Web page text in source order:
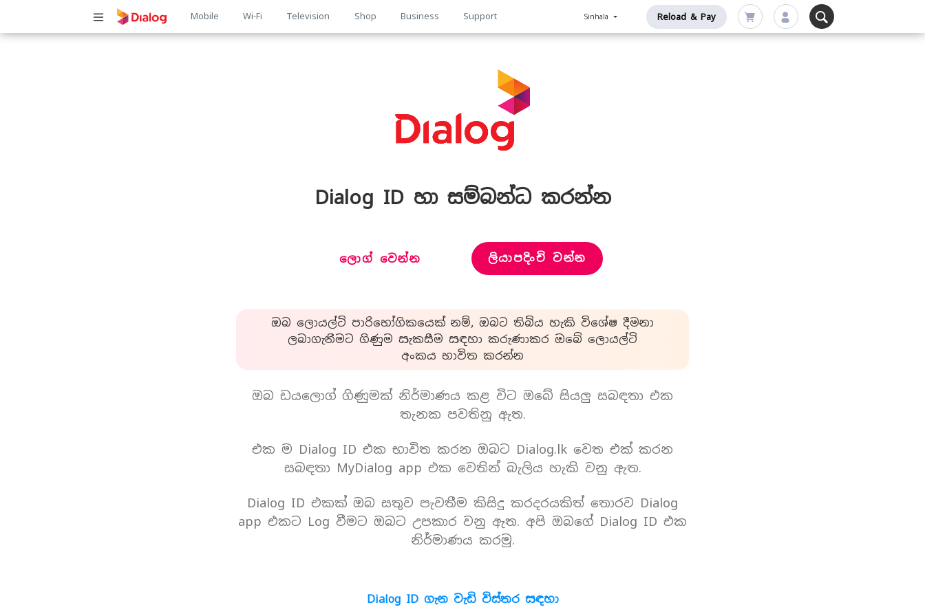
Main
Mobile Wi-Fi Television Shop Business Support Sinhala Reload & Pay
Dialog ID හා සම්බන්ධ කරන්න
ලොග් වෙන්න ලියාපදිංචි වන්න
ඔබ ලොයල්ටි පාරිභෝගිකයෙක් නම්, ඔබට තිබිය හැකි විශේෂ දීමනා
ලබාගැනීමට ගිණුම සැකසීම සඳහා කරුණාකර ඔබේ ලොයල්ටි
අංකය භාවිත කරන්න
ඔබ ඩයලොග් ගිණුමක් නිර්මාණය කළ විට ඔබේ සියලු සබඳතා එක
තැනක පවතිනු ඇත.
එක ම Dialog ID එක භාවිත කරන ඔබට Dialog.lk වෙත එක් කරන
සබඳතා MyDialog app එක වෙතින් බැලිය හැකි වනු ඇත.
Dialog ID එකක් ඔබ සතුව පැවතීම කිසිදු කරදරයකිත් තොරව Dialog
app එකට Log වීමට ඔබට උපකාර වනු ඇත. අපි ඔබගේ Dialog ID එක
නිර්මාණය කරමු.
Dialog ID ගැන වැඩි විස්තර සඳහා